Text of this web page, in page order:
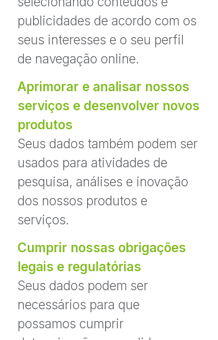
publicidades de acordo com os
seus interesses e o seu perfil
de navegação online.
Aprimorar e analisar nossos
serviços e desenvolver novos
produtos
Seus dados também podem ser
usados para atividades de
pesquisa, análises e inovação
dos nossos produtos e
serviços.
Cumprir nossas obrigações
legais e regulatórias
Seus dados podem ser
necessários para que
possamos cumprir